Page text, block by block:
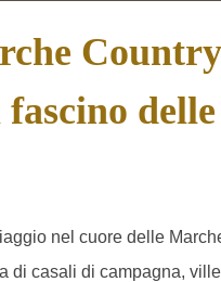
Country
delle
nel cuore delle
di casali di campagna,